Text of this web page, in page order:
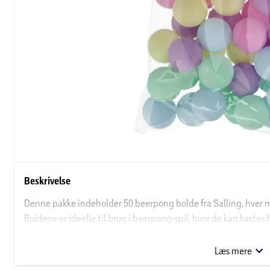
Beskrivelse
Denne pakke indeholder 50 beerpong bolde fra Salling, hver
Boldene er ideelle til brug i beerpong-spil, hvor de kan kastes
tilføje et sjovt og farverigt element til fester, sammenkomster
familie. Boldene er lette og nemme at håndtere, hvilket gør
Læs mere